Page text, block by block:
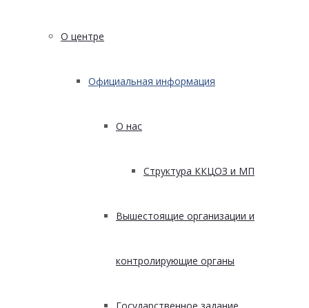
О центре
Официальная информация
О нас
Структура ККЦОЗ и МП
Вышестоящие организации и
контролирующие органы